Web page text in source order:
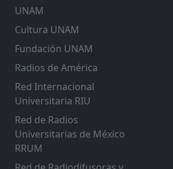
UNAM
Cultura UNAM
Fundación UNAM
Radios de América
Red Internacional
Universitaria RIU
Red de Radios
Universitarias de México
RRUM